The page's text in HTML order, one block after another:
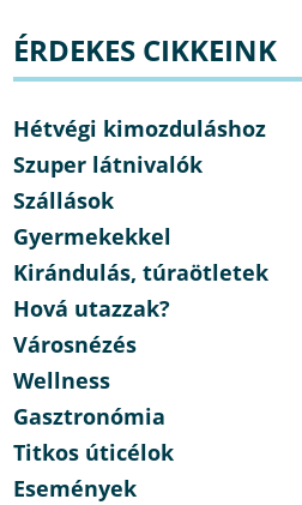
ÉRDEKES CIKKEINK
Hétvégi kimozduláshoz
Szuper látnivalók
Szállások
Gyermekekkel
Kirándulás, túraötletek
Hová utazzak?
Városnézés
Wellness
Gasztronómia
Titkos úticélok
Események